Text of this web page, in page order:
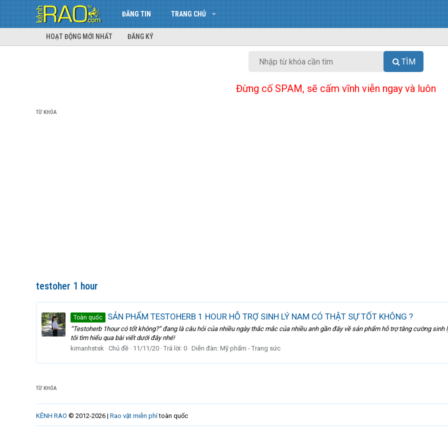
ĐĂNG TIN TRANG CHỦ
HOẠT ĐỘNG MỚI NHẤT ĐĂNG KÝ
TÌM
Đừng cố SPAM, sẽ cấm vĩnh viễn ngay và luôn
TỪ KHÓA
testoher 1 hour
Toàn quốc SẢN PHẨM TESTOHERB 1 HOUR HỖ TRỢ SINH LÝ NAM CÓ THẬT SỰ TỐT KHÔNG ?
“Testoherb 1hour có tốt không?” đang là câu hỏi của nhiều ngày thắc mắc của nhiều anh gần đây về sản phẩm hỗ trợ tăng cường
tôi tìm hiểu qua bài viết dưới đây nhé!
kimanhstsk
Chủ đề 11/11/20 Trả lời: 0 Diễn đàn: Mỹ phẩm - Trang sức
TỪ KHÓA
KÊNH RAO © 2012-2026 | Rao vặt miễn phítoàn quốc